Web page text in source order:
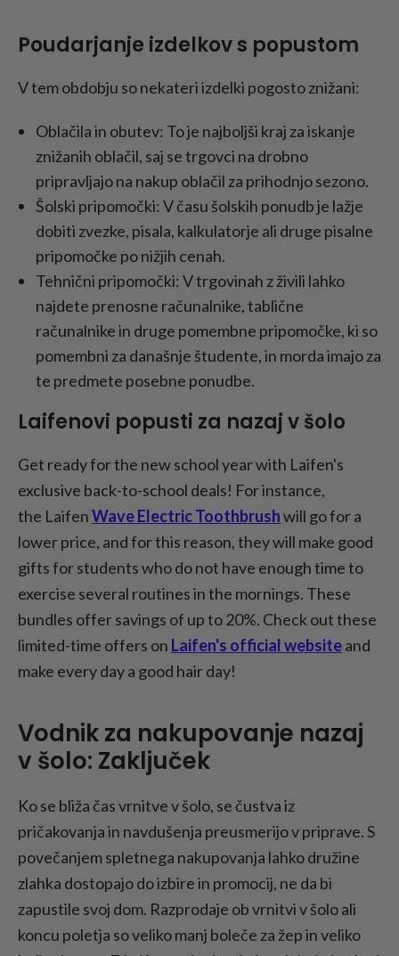
Poudarjanje izdelkov s popustom
V tem obdobju so nekateri izdelki pogosto znižani:
Oblačila in obutev: To je najboljši kraj za iskanje
znižanih oblačil, saj se trgovci na drobno
pripravljajo na nakup oblačil za prihodnjo sezono.
Šolski pripomočki: V času šolskih ponudb je lažje
dobiti zvezke, pisala, kalkulatorje ali druge pisalne
pripomočke po nižjih cenah.
Tehnični pripomočki: V trgovinah z živili lahko
najdete prenosne računalnike, tablične
računalnike in druge pomembne pripomočke, ki so
pomembni za današnje študente, in morda imajo za
te predmete posebne ponudbe.
Laifenovi popusti za nazaj v šolo
Get ready for the new school year with Laifen's
exclusive back-to-school deals! For instance,
the LaifenWave Electric Toothbrushwill go for a
lower price, and for this reason, they will make good
gifts for students who do not have enough time to
exercise several routines in the mornings. These
bundles offer savings of up to 20%. Check out these
limited-time offers on Laifen's official websiteand
make every day a good hair day!
Vodnik za nakupovanje nazaj
v šolo: Zaključek
Ko se bliža čas vrnitve v šolo, se čustva iz
pričakovanja in navdušenja preusmerijo v priprave. S
povečanjem spletnega nakupovanja lahko družine
zlahka dostopajo do izbire in promocij, ne da bi
zapustile svoj dom. Razprodaje ob vrnitvi v šolo ali
koncu poletja so veliko manj boleče za žep in veliko